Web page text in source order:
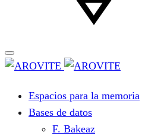
Espacios para la memoria
Bases de datos
F. Bakeaz